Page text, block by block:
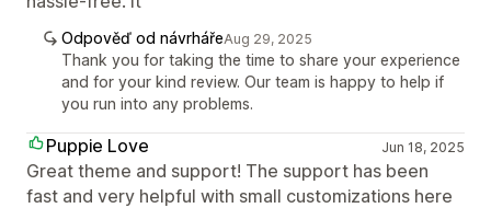
Odpověď od návrhářeAug 29, 2025
Thank you for taking the time to share your experience
and for your kind review. Our team is happy to help if
you run into any problems.
Puppie Love Jun 18, 2025
Great theme and support! The support has been
fast and very helpful with small customizations here